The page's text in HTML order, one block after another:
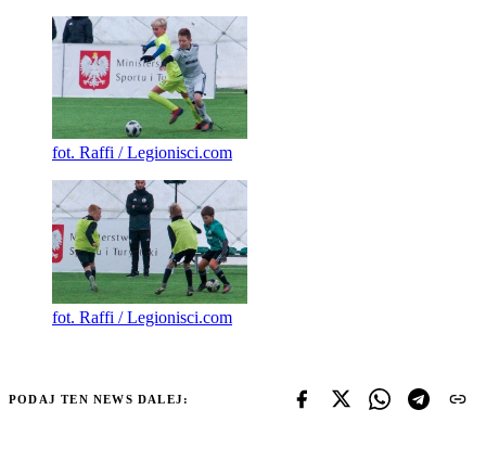
fot. Raffi / Legionisci.com
fot. Raffi / Legionisci.com
PODAJ TEN NEWS DALEJ: